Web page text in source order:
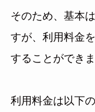
そのため、基本
すが、利用料金
することができま
利用料金は以下